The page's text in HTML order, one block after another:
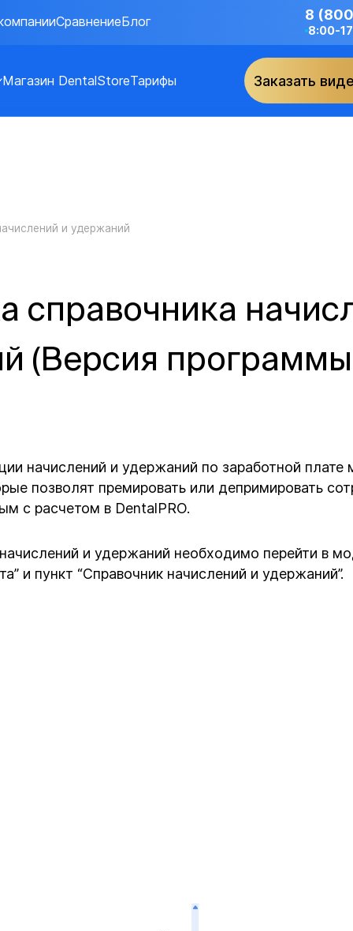
СравнениеБлог 8
8:00-
Магазин DentalStoreТарифы Заказать
и удержаний
справочника
(Версия
начислений и удержаний по заработной плате
позволят премировать или депримировать
с расчетом в DentalPRO.
и удержаний необходимо перейти в
и пункт “Справочник начислений и удержаний”.